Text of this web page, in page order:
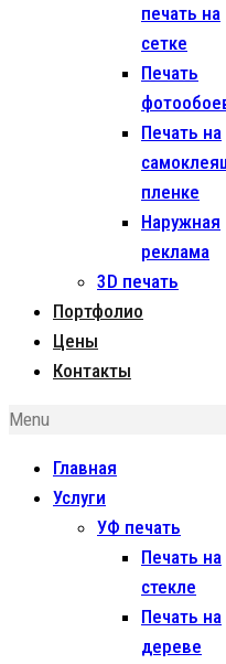
печать на
сетке
Печать
Печать на
пленке
Наружная
реклама
3D печать
Портфолио
Цены
Контакты
Menu
Главная
Услуги
УФ печать
Печать на
стекле
Печать на
дереве